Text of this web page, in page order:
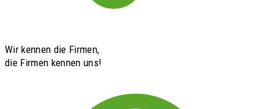
Wir kennen die Firmen,
die Firmen kennen uns!